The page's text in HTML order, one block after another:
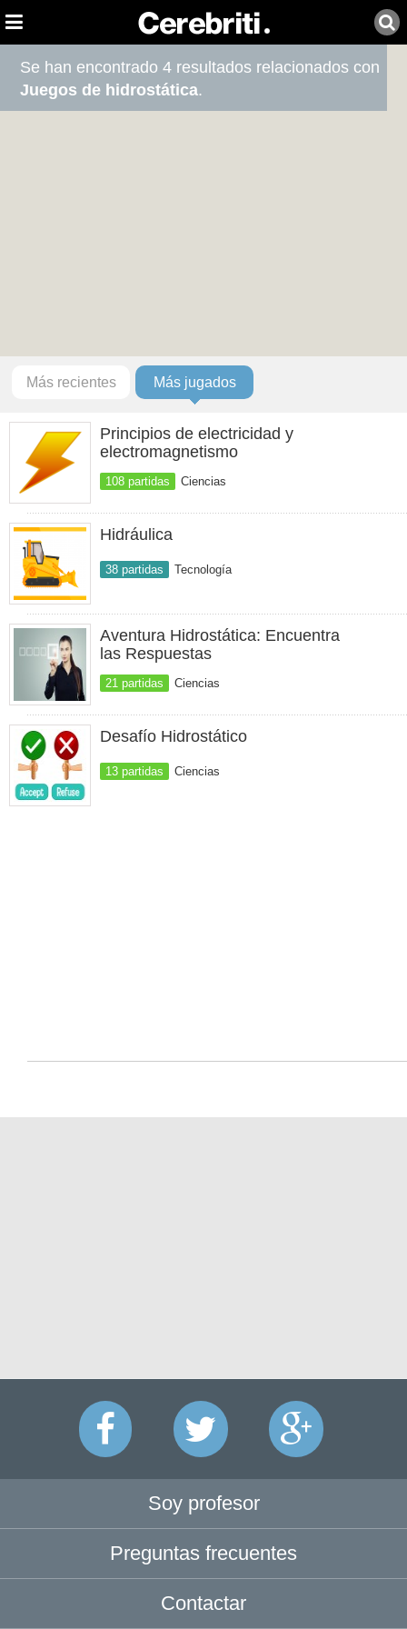
Se han encontrado 4 resultados relacionados con
Juegos de hidrostática.
Más recientes Más jugados
Principios de electricidad y
electromagnetismo
108 partidas Ciencias
Hidráulica
38 partidas Tecnología
Aventura Hidrostática: Encuentra
las Respuestas
21 partidas Ciencias
Desafío Hidrostático
13 partidas Ciencias
Soy profesor
Preguntas frecuentes
Contactar